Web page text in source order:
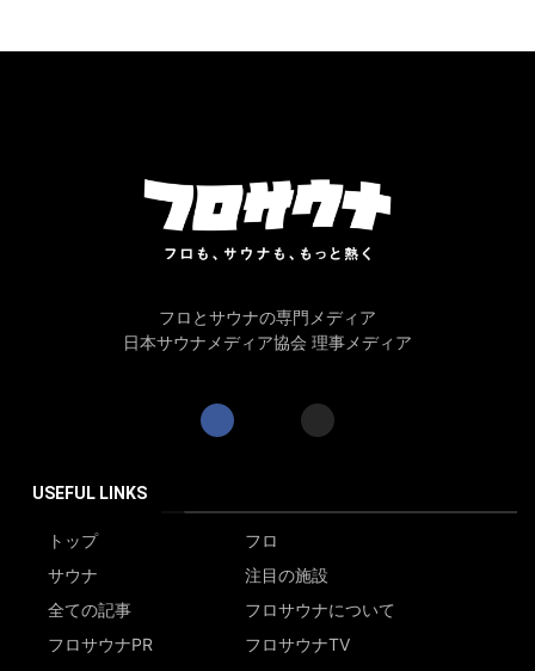
フロとサウナの専門メディア
日本サウナメディア協会 理事メディア
USEFUL LINKS
トップ
フロ
サウナ
注目の施設
全ての記事
フロサウナについて
フロサウナPR
フロサウナTV